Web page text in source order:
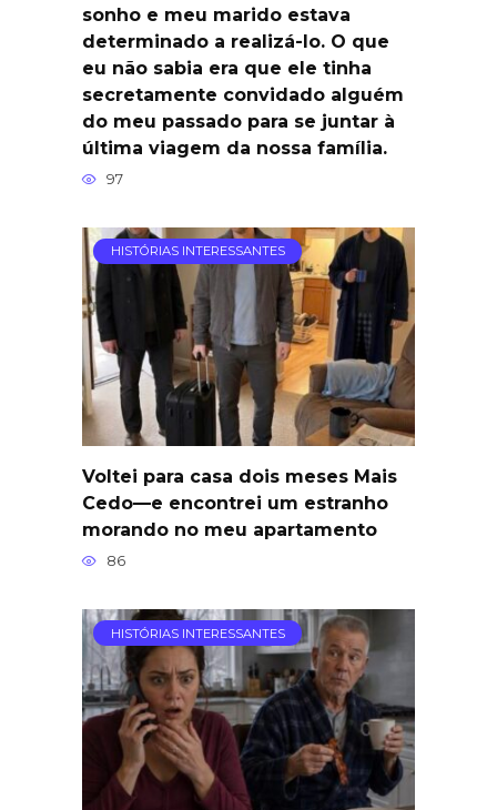
sonho e meu marido estava
determinado a realizá-lo. O que
eu não sabia era que ele tinha
secretamente convidado alguém
do meu passado para se juntar à
última viagem da nossa família.
97
HISTÓRIAS INTERESSANTES
Voltei para casa dois meses Mais
Cedo—e encontrei um estranho
morando no meu apartamento
86
HISTÓRIAS INTERESSANTES